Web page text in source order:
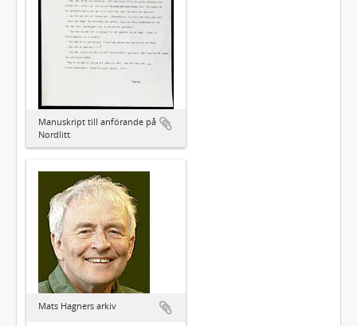
Manuskript till anförande på
Nordlitt
Mats Hagners arkiv